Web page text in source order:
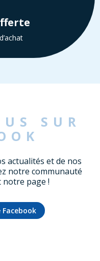
SUR
actualités et de nos
notre communauté
notre page !